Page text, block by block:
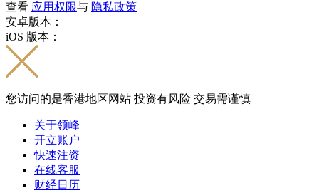
查看 应用权限与 隐私政策
安卓版本：
iOS 版本：
您访问的是香港地区网站 投资有风险 交易需谨慎
关于领峰
开立账户
快速注资
在线客服
财经日历